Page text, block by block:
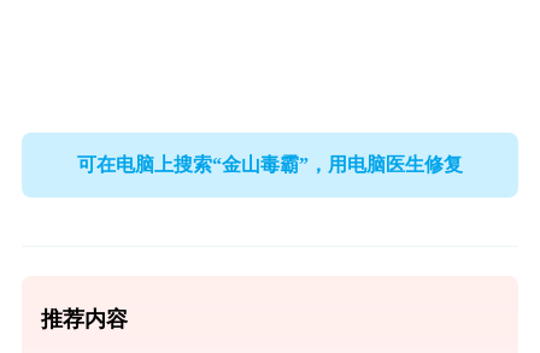
可在电脑上搜索“金山毒霸”，用电脑医生修复
推荐内容